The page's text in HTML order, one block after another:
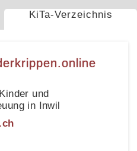
KiTa-Verzeichnis
und
in Inwil